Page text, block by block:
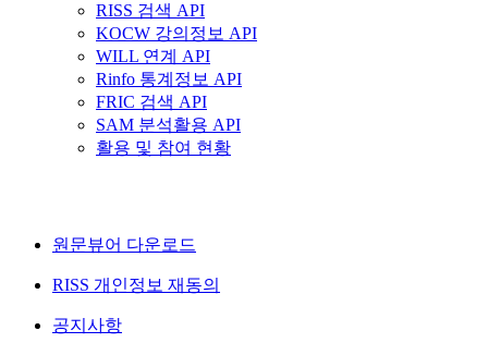
RISS 검색 API
KOCW 강의정보 API
WILL 연계 API
Rinfo 통계정보 API
FRIC 검색 API
SAM 분석활용 API
활용 및 참여 현황
원문뷰어 다운로드
RISS 개인정보 재동의
공지사항